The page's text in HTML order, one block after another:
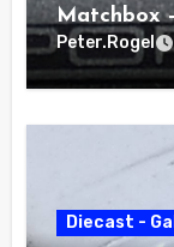
Matchbox
Peter.Rogel
Diecast -